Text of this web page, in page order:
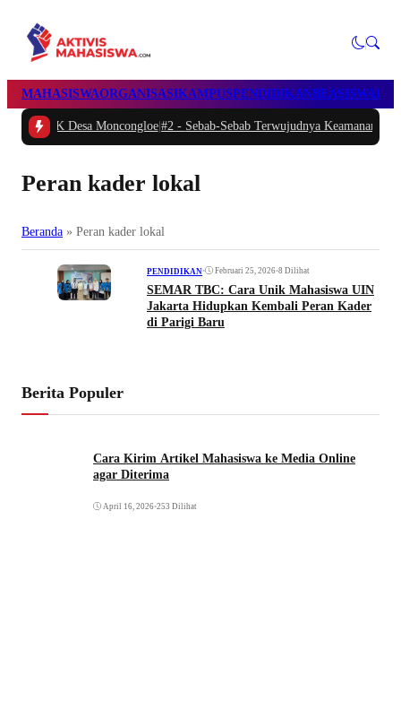
MAHASISWAORGANISASIKAMPUSPENDIDIKANBEASISWA
Moncongloe|#2 -Sebab-Sebab Terwujudnya Keamanan Negeri &
Peran kader lokal
Beranda » Peran kader lokal
PENDIDIKAN• Februari 25, 2026•8 Dilihat
SEMAR TBC: Cara Unik Mahasiswa UIN
Jakarta Hidupkan Kembali Peran Kader
di Parigi Baru
Berita Populer
Cara Kirim Artikel Mahasiswa ke Media Online
agar Diterima
April 16, 2026•253 Dilihat